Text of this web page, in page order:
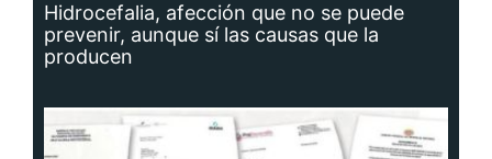
Hidrocefalia, afección que no se puede
prevenir, aunque sí las causas que la
producen